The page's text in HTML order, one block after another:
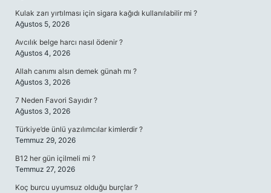
Kulak zarı yırtılması için sigara kağıdı kullanılabilir mi ?
Ağustos 5, 2026
Avcılık belge harcı nasıl ödenir ?
Ağustos 4, 2026
Allah canımı alsın demek günah mı ?
Ağustos 3, 2026
7 Neden Favori Sayıdır ?
Ağustos 3, 2026
Türkiye’de ünlü yazılımcılar kimlerdir ?
Temmuz 29, 2026
B12 her gün içilmeli mi ?
Temmuz 27, 2026
Koç burcu uyumsuz olduğu burçlar ?